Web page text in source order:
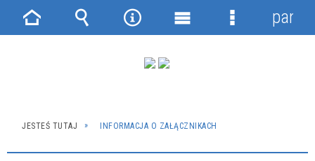
JESTEŚ TUTAJ INFORMACJA O ZAŁĄCZNIKACH
Strona Wyszukiwarka
NarzędziaMenu
Menu
panel